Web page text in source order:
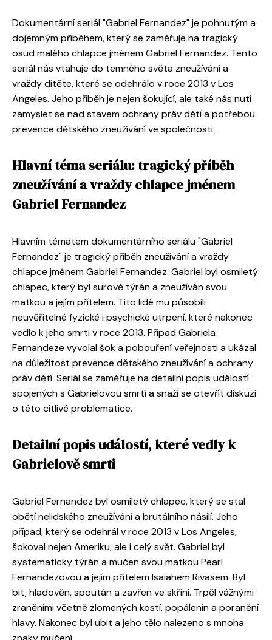
Dokumentární seriál "Gabriel Fernandez" je pohnutým a
dojemným příběhem, který se zaměřuje na tragický
osud malého chlapce jménem Gabriel Fernandez. Tento
seriál nás vtahuje do temného světa zneužívání a
vraždy dítěte, které se odehrálo v roce 2013 v Los
Angeles. Jeho příběh je nejen šokující, ale také nás nutí
zamyslet se nad stavem ochrany práv dětí a potřebou
prevence dětského zneužívání ve společnosti.
Hlavní téma seriálu: tragický příběh
zneužívání a vraždy chlapce jménem
Gabriel Fernandez
Hlavním tématem dokumentárního seriálu "Gabriel
Fernandez" je tragický příběh zneužívání a vraždy
chlapce jménem Gabriel Fernandez. Gabriel byl osmiletý
chlapec, který byl surově týrán a zneužíván svou
matkou a jejím přítelem. Tito lidé mu působili
neuvěřitelné fyzické i psychické utrpení, které nakonec
vedlo k jeho smrti v roce 2013. Případ Gabriela
Fernandeze vyvolal šok a pobouření veřejnosti a ukázal
na důležitost prevence dětského zneužívání a ochrany
práv dětí. Seriál se zaměřuje na detailní popis událostí
spojených s Gabrielovou smrtí a snaží se otevřít diskuzi
o této citlivé problematice.
Detailní popis událostí, které vedly k
Gabrielově smrti
Gabriel Fernandez byl osmiletý chlapec, který se stal
obětí nelidského zneužívání a brutálního násilí. Jeho
případ, který se odehrál v roce 2013 v Los Angeles,
šokoval nejen Ameriku, ale i celý svět. Gabriel byl
systematicky týrán a mučen svou matkou Pearl
Fernandezovou a jejím přítelem Isaiahem Rivasem. Byl
bit, hladověn, spoután a zavřen ve skříni. Trpěl vážnými
zraněními včetně zlomených kostí, popálenin a poranění
hlavy. Nakonec byl ubit a jeho tělo nalezeno s mnoha